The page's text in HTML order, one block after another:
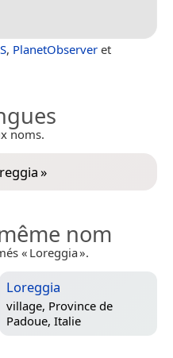
, PlanetObserver et
noms.
»
nom
« Loreggia ».
Loreggia
village, Province de
Padoue, Italie